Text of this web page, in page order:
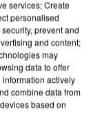
UN ÉLAN
services; Create
personalised
prevent and
and content;
may
data to offer
actively
combine data from
based on